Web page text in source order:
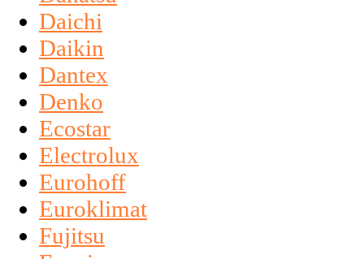
Daichi
Daikin
Dantex
Denko
Ecostar
Electrolux
Eurohoff
Euroklimat
Fujitsu